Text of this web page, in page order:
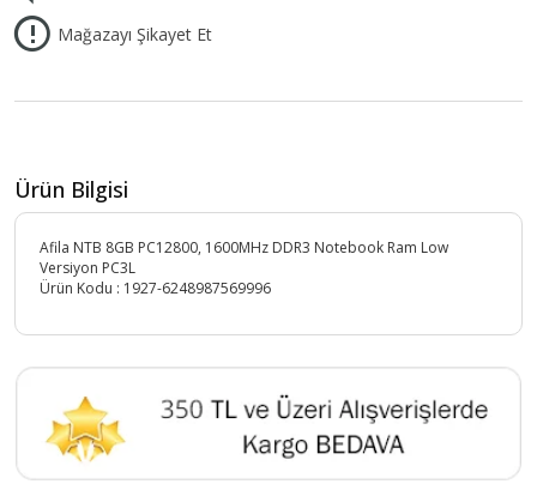
Mağazayı Şikayet Et
Ürün Bilgisi
Afila NTB 8GB PC12800, 1600MHz DDR3 Notebook Ram Low
Versiyon PC3L
Ürün Kodu : 1927-6248987569996